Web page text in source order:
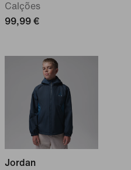
Calções
99,99 €
Jordan